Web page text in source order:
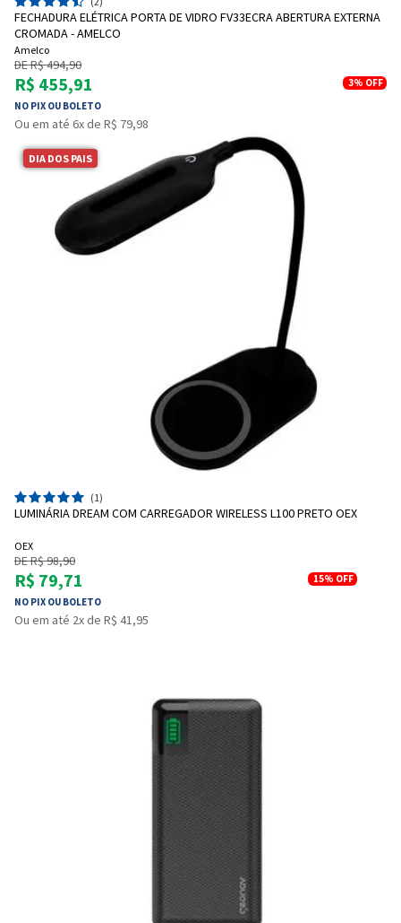
FECHADURA ELÉTRICA PORTA DE VIDRO FV33ECRA ABERTURA EXTERNA
CROMADA - AMELCO
Amelco
DE R$ 494,90
R$ 455,91
NO PIX OU BOLETO
3% OFF
Ou em até 6x de R$ 79,98
DIA DOS PAIS
(1)
LUMINÁRIA DREAM COM CARREGADOR WIRELESS L100 PRETO OEX
OEX
DE R$ 98,90
R$ 79,71
NO PIX OU BOLETO
15% OFF
Ou em até 2x de R$ 41,95